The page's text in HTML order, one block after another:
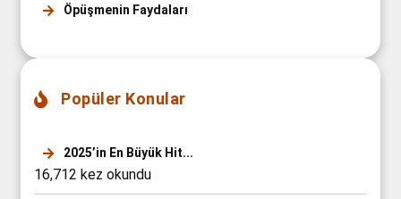
Öpüşmenin Faydaları
Popüler Konular
2025’in En Büyük Hit...
16,712 kez okundu